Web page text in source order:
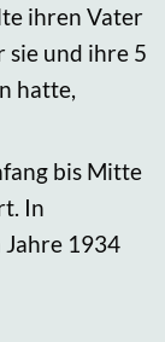
ihren Vater
sie und ihre 5
hatte,
bis Mitte
In
1934